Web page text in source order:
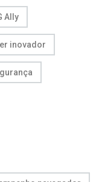
Ally
inovador